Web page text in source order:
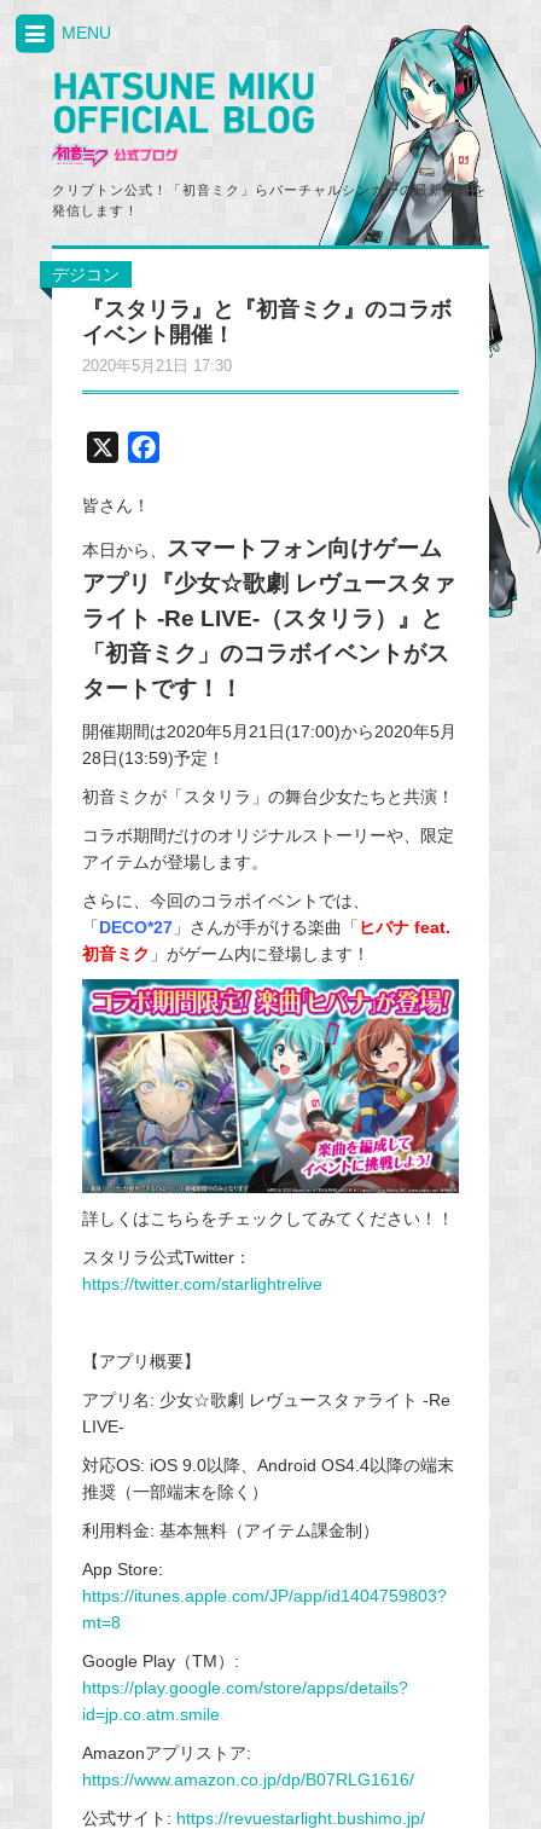
クリプトン公式！「初音ミク」らバーチャルシンガーの最新情報を
発信します！
MENU
デジコン
『スタリラ』と『初音ミク』のコラボ
イベント開催！
2020年5月21日 17:30
b
k
皆さん！
本日から、 スマートフォン向けゲーム
アプリ『少女☆歌劇 レヴュースタァ
ライト -Re LIVE-（スタリラ）』と
「初音ミク」 のコラボイベントがス
タートです！！
開催期間は2020年5月21日(17:00)から2020年5月
28日(13:59)予定！
初音ミクが「スタリラ」の舞台少女たちと共演！
コラボ期間だけのオリジナルストーリーや、限定
アイテムが登場します。
さらに、今回のコラボイベントでは、
「DECO*27」さんが手がける楽曲「 ヒバナ feat.
初音ミク 」がゲーム内に登場します！
詳しくはこちらをチェックしてみてください！！
スタリラ公式Twitter：
https://twitter.com/starlightrelive
【アプリ概要】
アプリ名: 少女☆歌劇 レヴュースタァライト -Re
LIVE-
対応OS: iOS 9.0以降、Android OS4.4以降の端末
推奨（一部端末を除く）
利用料金: 基本無料（アイテム課金制）
App Store:
https://itunes.apple.com/JP/app/id1404759803?
mt=8
Google Play（TM）:
https://play.google.com/store/apps/details?
id=jp.co.atm.smile
Amazonアプリストア:
https://www.amazon.co.jp/dp/B07RLG1616/
公式サイト: https://revuestarlight.bushimo.jp/